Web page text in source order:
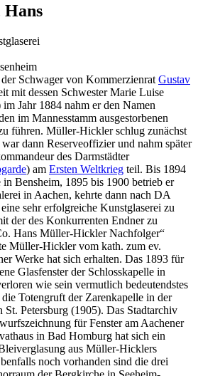
Schwager von Kommerzienrat Gustav
mit dessen Schwester Marie Luise
Jahr 1884 nahm er den Namen
im Mannesstamm ausgestorbenen
führen. Müller-Hickler schlug zunächst
dann Reserveoffizier und nahm später
des Darmstädter
) am Ersten Weltkrieg teil. Bis 1894
Bensheim, 1895 bis 1900 betrieb er
in Aachen, kehrte dann nach DA
sehr erfolgreiche Kunstglaserei zu
der des Konkurrenten Endner zu
Hans Müller-Hickler Nachfolger“
Müller-Hickler vom kath. zum ev.
Werke hat sich erhalten. Das 1893 für
Glasfenster der Schlosskapelle in
wie sein vermutlich bedeutendstes
Totengruft der Zarenkapelle in der
St. Petersburg (1905). Das Stadtarchiv
für Fenster am Aachener
in Bad Homburg hat sich ein
aus Müller-Hicklers
noch vorhanden sind die drei